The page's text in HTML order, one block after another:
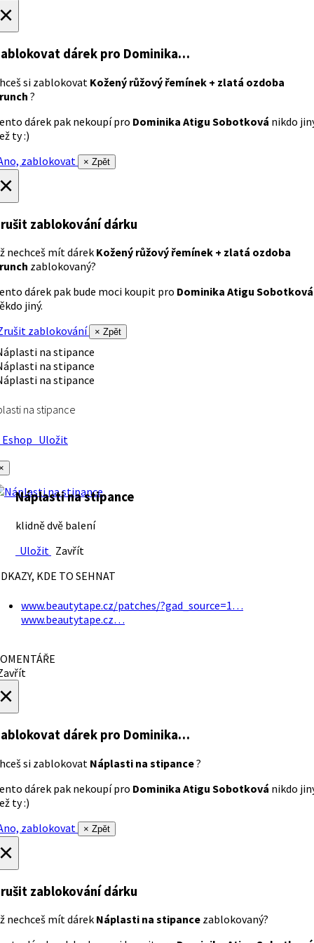
dárek pro Dominika…
si zablokovat Kožený růžový řemínek + zlatá ozdoba
?
dárek pak nekoupí pro Dominika Atigu Sobotková nikdo
ty :)
zablokovat
× Zpět
zablokování dárku
nechceš mít dárek Kožený růžový řemínek + zlatá ozdoba
zablokovaný?
dárek pak bude moci koupit pro Dominika Atigu Sobotková
jiný.
zablokování
× Zpět
na stipance
Uložit
Náplasti na stipance
klidně dvě balení
Uložit Zavřít
KDE TO SEHNAT
www.beautytape.cz/patches/?gad_source=1…
www.beautytape.cz…
dárek pro Dominika…
si zablokovat Náplasti na stipance?
dárek pak nekoupí pro Dominika Atigu Sobotková nikdo
ty :)
zablokovat
× Zpět
zablokování dárku
nechceš mít dárek Náplasti na stipance zablokovaný?